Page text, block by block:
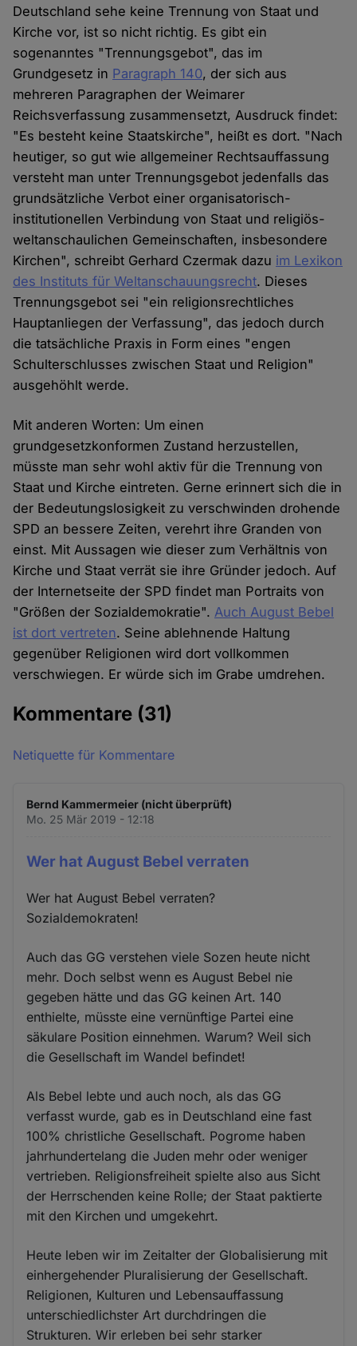
Deutschland sehe keine Trennung von Staat und
Kirche vor, ist so nicht richtig. Es gibt ein
sogenanntes "Trennungsgebot", das im
Grundgesetz in Paragraph 140, der sich aus
mehreren Paragraphen der Weimarer
Reichsverfassung zusammensetzt, Ausdruck findet:
"Es besteht keine Staatskirche", heißt es dort. "Nach
heutiger, so gut wie allgemeiner Rechtsauffassung
versteht man unter Trennungsgebot jedenfalls das
grundsätzliche Verbot einer organisatorisch-
institutionellen Verbindung von Staat und religiös-
weltanschaulichen Gemeinschaften, insbesondere
Kirchen", schreibt Gerhard Czermak dazu im Lexikon
des Instituts für Weltanschauungsrecht. Dieses
Trennungsgebot sei "ein religionsrechtliches
Hauptanliegen der Verfassung", das jedoch durch
die tatsächliche Praxis in Form eines "engen
Schulterschlusses zwischen Staat und Religion"
ausgehöhlt werde.
Mit anderen Worten: Um einen
grundgesetzkonformen Zustand herzustellen,
müsste man sehr wohl aktiv für die Trennung von
Staat und Kirche eintreten. Gerne erinnert sich die in
der Bedeutungslosigkeit zu verschwinden drohende
SPD an bessere Zeiten, verehrt ihre Granden von
einst. Mit Aussagen wie dieser zum Verhältnis von
Kirche und Staat verrät sie ihre Gründer jedoch. Auf
der Internetseite der SPD findet man Portraits von
"Größen der Sozialdemokratie".Auch August Bebel
ist dort vertreten. Seine ablehnende Haltung
gegenüber Religionen wird dort vollkommen
verschwiegen. Er würde sich im Grabe umdrehen.
Kommentare (31)
Netiquette für Kommentare
Bernd Kammermeier (nicht überprüft)
Mo. 25 Mär 2019 - 12:18
Wer hat August Bebel verraten
Wer hat August Bebel verraten?
Sozialdemokraten!
Auch das GG verstehen viele Sozen heute nicht
mehr. Doch selbst wenn es August Bebel nie
gegeben hätte und das GG keinen Art. 140
enthielte, müsste eine vernünftige Partei eine
säkulare Position einnehmen. Warum? Weil sich
die Gesellschaft im Wandel befindet!
Als Bebel lebte und auch noch, als das GG
verfasst wurde, gab es in Deutschland eine fast
100% christliche Gesellschaft. Pogrome haben
jahrhundertelang die Juden mehr oder weniger
vertrieben. Religionsfreiheit spielte also aus Sicht
der Herrschenden keine Rolle; der Staat paktierte
mit den Kirchen und umgekehrt.
Heute leben wir im Zeitalter der Globalisierung mit
einhergehender Pluralisierung der Gesellschaft.
Religionen, Kulturen und Lebensauffassung
unterschiedlichster Art durchdringen die
Strukturen. Wir erleben bei sehr starker